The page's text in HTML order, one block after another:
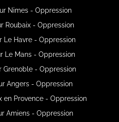
Nimes - Oppression
Roubaix - Oppression
Le Havre - Oppression
Le Mans - Oppression
Grenoble - Oppression
Angers - Oppression
en Provence - Oppression
Amiens - Oppression